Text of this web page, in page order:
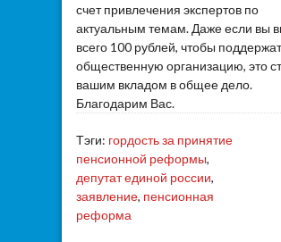
счет привлечения экспертов по
актуальным темам. Даже если вы
всего 100 рублей, чтобы
общественную организацию, это
вашим вкладом в общее дело.
Благодарим Вас.
Тэги: гордость за принятие
пенсионной реформы,
депутат единой россии,
заявление, пенсионная
реформа